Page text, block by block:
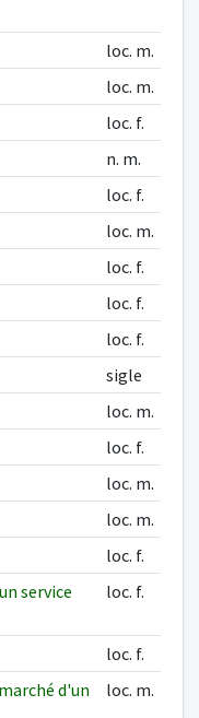
loc. m.
loc. m.
loc. f.
n. m.
loc. f.
loc. m.
loc. f.
loc. f.
loc. f.
sigle
loc. m.
loc. f.
loc. m.
loc. m.
loc. f.
service
loc. f.
loc. f.
d'un
loc. m.